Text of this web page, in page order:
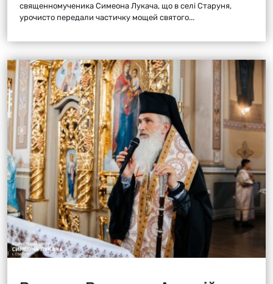
священномученика Симеона Лукача, що в селі Старуня,
урочисто передали частичку мощей святого...